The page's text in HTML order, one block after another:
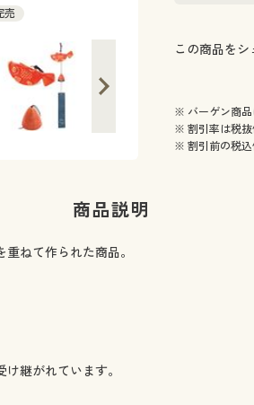
売
この商品をシ
※ バーゲン商品
※ 割引率は税抜
※ 割引前の税込
商品説明
ねて作られた商品。
継がれています。